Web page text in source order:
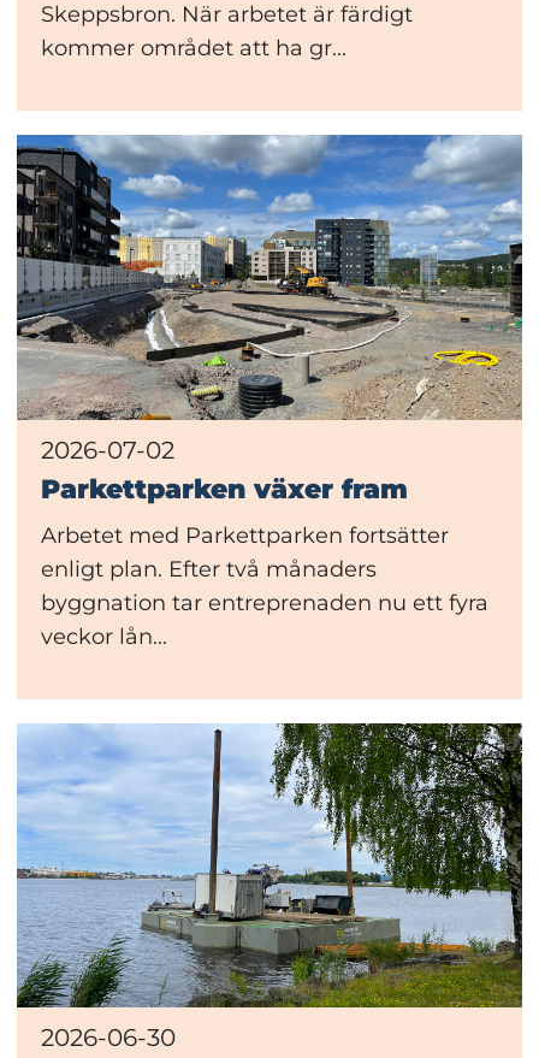
Skeppsbron. När arbetet är färdigt
kommer området att ha gr...
2026-07-02
Parkettparken växer fram
Arbetet med Parkettparken fortsätter
enligt plan. Efter två månaders
byggnation tar entreprenaden nu ett fyra
veckor lån...
2026-06-30